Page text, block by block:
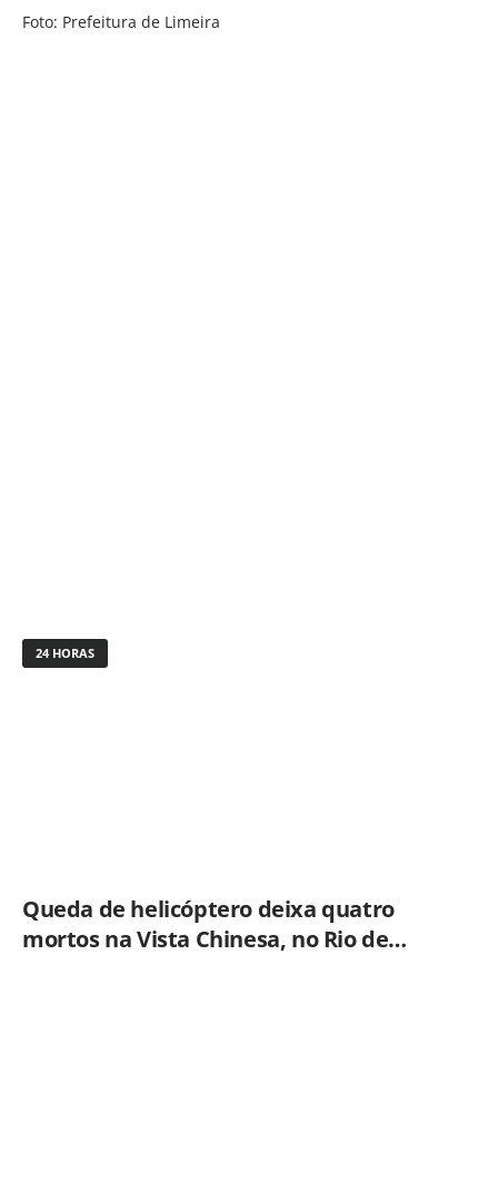
Foto: Prefeitura de Limeira
24 HORAS
Queda de helicóptero deixa quatro
mortos na Vista Chinesa, no Rio de